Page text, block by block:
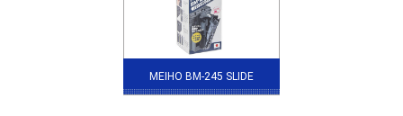
MEIHO BM-245 SLIDE